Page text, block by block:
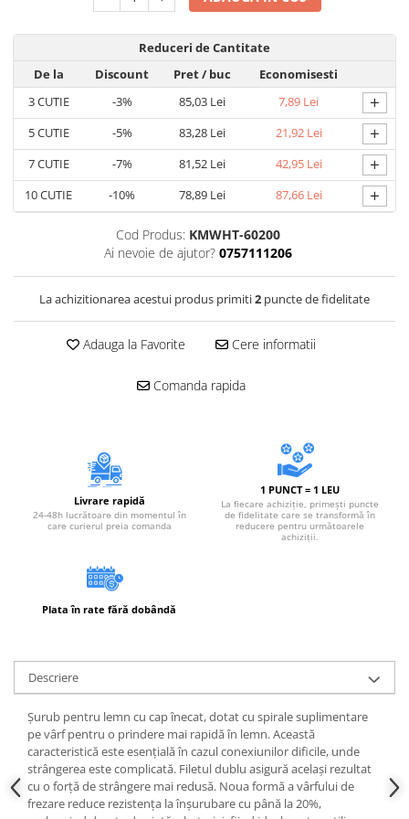
Reduceri de Cantitate
De la
Discount Pret/ buc
Economisesti
3CUTIE -3% 85,03 Lei 7,89 Lei +
5CUTIE -5% 83,28 Lei 21,92 Lei +
7CUTIE -7% 81,52 Lei 42,95 Lei +
10CUTIE -10% 78,89 Lei 87,66 Lei +
Cod Produs: KMWHT-60200
Ai nevoie de ajutor? 0757111206
La achizitionarea acestui produs primiti2 puncte de fidelitate
Adauga la Favorite Cere informatii
Comanda rapida
Livrare rapidă
24-48h lucrătoare din momentul în
care curierul preia comanda
1 PUNCT = 1 LEU
La fiecare achiziție, primești puncte
de fidelitate care se transformă în
reducere pentru următoarele
achiziții.
Plata în rate fără dobândă
Descriere
Șurub pentru lemn cu cap înecat, dotat cu spirale suplimentare
pe vârf pentru o prindere mai rapidă în lemn. Această
caracteristică este esențială în cazul conexiunilor dificile, unde
strângerea este complicată. Filetul dublu asigură același rezultat
cu o forță de strângere mai redusă. Noua formă a vârfului de
frezare reduce rezistența la înșurubare cu până la 20%,